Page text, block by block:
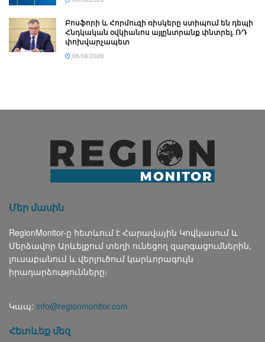
Բոսֆորի և Հորմուզի ռիսկերը ստիպում են դեպի
Հնդկական օվկիանոս այլընտրանք փնտրել. ՌԴ
փոխվարչապետ
06/08/2026
Մեր մասին
RegionMonitor-ը հետևում է Հարավային Կովկասում և
Մերձավոր Արևելքում տեղի ունեցող զարգացումներին,
լուսաբանում և վերլուծում կարևորագույն
իրադարձությունները։
Կապ: info@regionmonitor.com
Հետևեք մեզ